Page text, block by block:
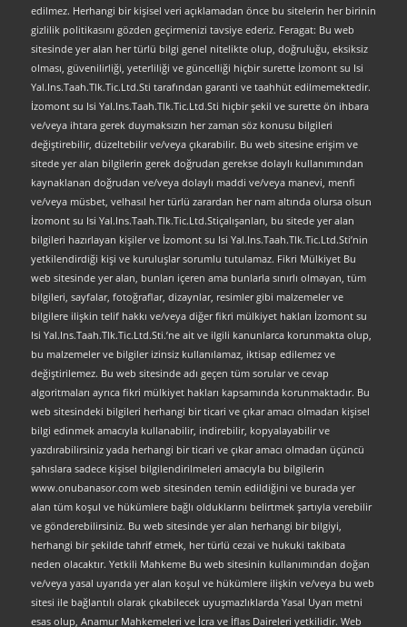
edilmez. Herhangi bir kişisel veri açıklamadan önce bu sitelerin her birinin
gizlilik politikasını gözden geçirmenizi tavsiye ederiz. Feragat: Bu web
sitesinde yer alan her türlü bilgi genel nitelikte olup, doğruluğu, eksiksiz
olması, güvenilirliği, yeterliliği ve güncelliği hiçbir surette İzomont su Isi
Yal.Ins.Taah.Tlk.Tic.Ltd.Sti tarafından garanti ve taahhüt edilmemektedir.
İzomont su Isi Yal.Ins.Taah.Tlk.Tic.Ltd.Sti hiçbir şekil ve surette ön ihbara
ve/veya ihtara gerek duymaksızın her zaman söz konusu bilgileri
değiştirebilir, düzeltebilir ve/veya çıkarabilir. Bu web sitesine erişim ve
sitede yer alan bilgilerin gerek doğrudan gerekse dolaylı kullanımından
kaynaklanan doğrudan ve/veya dolaylı maddi ve/veya manevi, menfi
ve/veya müsbet, velhasıl her türlü zarardan her nam altında olursa olsun
İzomont su Isi Yal.Ins.Taah.Tlk.Tic.Ltd.Stiçalışanları, bu sitede yer alan
bilgileri hazırlayan kişiler ve İzomont su Isi Yal.Ins.Taah.Tlk.Tic.Ltd.Sti’nin
yetkilendirdiği kişi ve kuruluşlar sorumlu tutulamaz. Fikri Mülkiyet Bu
web sitesinde yer alan, bunları içeren ama bunlarla sınırlı olmayan, tüm
bilgileri, sayfalar, fotoğraflar, dizaynlar, resimler gibi malzemeler ve
bilgilere ilişkin telif hakkı ve/veya diğer fikri mülkiyet hakları İzomont su
Isi Yal.Ins.Taah.Tlk.Tic.Ltd.Sti.’ne ait ve ilgili kanunlarca korunmakta olup,
bu malzemeler ve bilgiler izinsiz kullanılamaz, iktisap edilemez ve
değiştirilemez. Bu web sitesinde adı geçen tüm sorular ve cevap
algoritmaları ayrıca fikri mülkiyet hakları kapsamında korunmaktadır. Bu
web sitesindeki bilgileri herhangi bir ticari ve çıkar amacı olmadan kişisel
bilgi edinmek amacıyla kullanabilir, indirebilir, kopyalayabilir ve
yazdırabilirsiniz yada herhangi bir ticari ve çıkar amacı olmadan üçüncü
şahıslara sadece kişisel bilgilendirilmeleri amacıyla bu bilgilerin
www.onubanasor.com web sitesinden temin edildiğini ve burada yer
alan tüm koşul ve hükümlere bağlı olduklarını belirtmek şartıyla verebilir
ve gönderebilirsiniz. Bu web sitesinde yer alan herhangi bir bilgiyi,
herhangi bir şekilde tahrif etmek, her türlü cezai ve hukuki takibata
neden olacaktır. Yetkili Mahkeme Bu web sitesinin kullanımından doğan
ve/veya yasal uyarıda yer alan koşul ve hükümlere ilişkin ve/veya bu web
sitesi ile bağlantılı olarak çıkabilecek uyuşmazlıklarda Yasal Uyarı metni
esas olup, Anamur Mahkemeleri ve İcra ve İflas Daireleri yetkilidir. Web